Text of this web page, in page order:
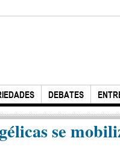
DEBATES
se